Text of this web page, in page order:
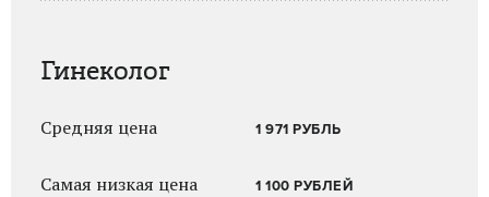
Гинеколог
Средняя цена 1 971 РУБЛЬ
Самая низкая цена 1 100 РУБЛЕЙ